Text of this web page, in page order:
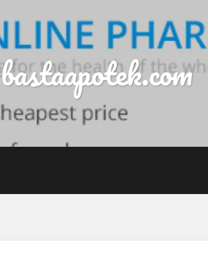
bastaapotek.com